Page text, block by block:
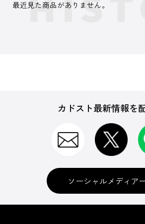
最近見た商品がありません。
カドスト最新情報を
ソーシャルメディア